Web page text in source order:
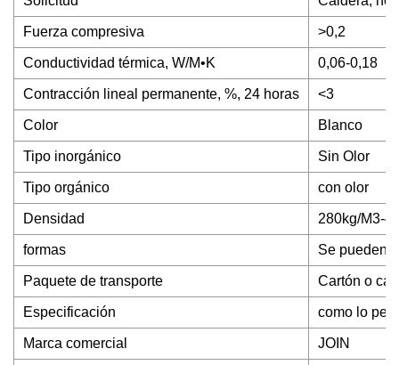
Fuerza compresiva >0,2
Conductividad térmica, W/M•K 0,06-0,18
Contracción lineal permanente, %, 24 horas <3
Color Blanco
Tipo inorgánico Sin Olor
Tipo orgánico con olor
Densidad 280kg/M3-
formas Se pueden
Paquete de transporte Cartón o
Especificación como lo
Marca comercial JOIN